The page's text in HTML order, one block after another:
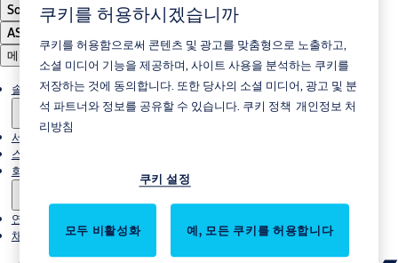
South Korea ·한국어
ASSA ABLOY Group
메뉴
솔루션
서비스
스토리
회사소개
연락처
채용
쿠키를 허용하시겠습니까
쿠키를 허용함으로써 콘텐츠 및 광고를 맞춤형으로 노출하고,
소셜 미디어 기능을 제공하며, 사이트 사용을 분석하는 쿠키를
저장하는 것에 동의합니다. 또한 당사의 소셜 미디어, 광고 및 분
석 파트너와 정보를 공유할 수 있습니다. 쿠키 정책 개인정보 처
리방침
쿠키 설정
모두 비활성화 예, 모든 쿠키를 허용합니다